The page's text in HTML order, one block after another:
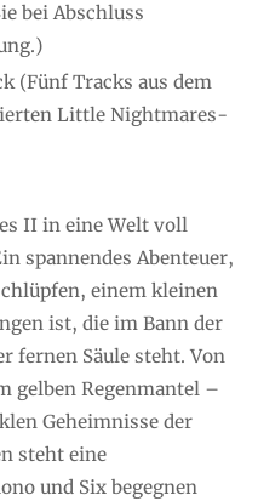
bei Abschluss
(Fünf Tracks aus dem
Little Nightmares-
II in eine Welt voll
spannendes Abenteuer,
einem kleinen
ist, die im Bann der
fernen Säule steht. Von
gelben Regenmantel –
Geheimnisse der
steht eine
und Six begegnen